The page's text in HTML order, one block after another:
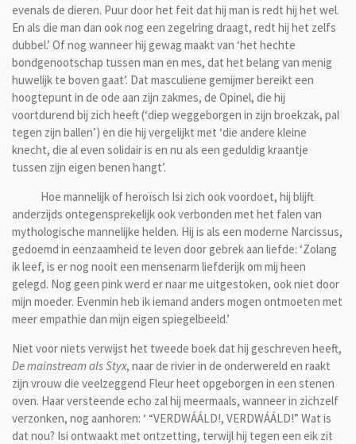
evenals de dieren. Puur door het feit dat hij man is redt hij het wel.
En als die man dan ook nog een zegelring draagt, redt hij het zelfs
dubbel.’ Of nog wanneer hij gewag maakt van ‘het hechte
bondgenootschap tussen man en mes, dat het belang van menig
huwelijk te boven gaat’. Dat masculiene gemijmer bereikt een
hoogtepunt in de ode aan zijn zakmes, de Opinel, die hij
voortdurend bij zich heeft (‘diep weggeborgen in zijn broekzak, pal
tegen zijn ballen’) en die hij vergelijkt met ‘die andere kleine
knecht, die al even solidair is en nu als een geduldig kraantje
tussen zijn eigen benen hangt’.
Hoe mannelijk of heroïsch Isi zich ook voordoet, hij blijft
anderzijds ontegensprekelijk ook verbonden met het falen van
mythologische mannelijke helden. Hij is als een moderne Narcissus,
gedoemd in eenzaamheid te leven door gebrek aan liefde: ‘Zolang
ik leef, is er nog nooit een mensenarm liefderijk om mij heen
gelegd. Nog geen pink werd er naar me uitgestoken, ook niet door
mijn moeder. Evenmin heb ik iemand anders mogen ontmoeten met
meer empathie dan mijn eigen spiegelbeeld.’
Niet voor niets verwijst het tweede boek dat hij geschreven heeft,
De mainstream als Styx, naar de rivier in de onderwereld en raakt
zijn vrouw die veelzeggend Fleur heet opgeborgen in een stenen
oven. Haar versteende echo zal hij meermaals, wanneer in zichzelf
verzonken, nog aanhoren: ‘ “VERDWÁÁLD!, VERDWÁÁLD!” Wat is
dat nou? Isi ontwaakt met ontzetting, terwijl hij tegen een eik zit